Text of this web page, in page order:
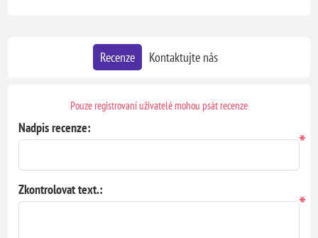
Recenze Kontaktujte nás
Pouze registrovaní uživatelé mohou psát recenze
Nadpis recenze:
*
Zkontrolovat text.:
*